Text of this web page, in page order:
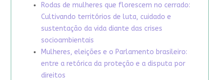
Rodas de mulheres que florescem no cerrado:
Cultivando territórios de luta, cuidado e
sustentação da vida diante das crises
socioambientais
Mulheres, eleições e o Parlamento brasileiro:
entre a retórica da proteção e a disputa por
direitos